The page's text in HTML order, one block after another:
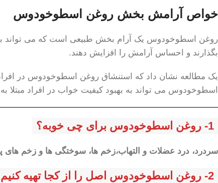
خواص آرامش بخش روغن اسطوخودوس
روغن اسطوخودوس یک آرام بخش طبیعی است که می تواند به
بگذارند و احساس آرامش را افزایش دهند.
یک مطالعه نشان داد که استنشاق روغن اسطوخودوس در
اسطوخودوس می تواند به بهبود کیفیت خواب در افراد مبتلا
1- روغن اسطوخودوس برای چی خوبه؟
سردرد، درد عضلات و التهاب،زخم ها، سوختگی ها و زخم
2- روغن اسطوخودوس اصل را از کجا تهیه کنیم؟